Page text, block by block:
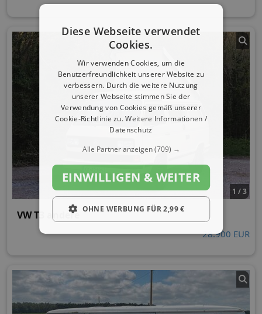
1 / 3
VW T3 andere
28.900 EUR
Diese Webseite verwendet
Cookies.
Wir verwenden Cookies, um die
Benutzerfreundlichkeit unserer Website zu
verbessern. Durch die weitere Nutzung
unserer Webseite stimmen Sie der
Verwendung von Cookies gemäß unserer
Cookie-Richtlinie zu.Weitere Informationen /
Datenschutz
Alle Partner anzeigen(709) →
EINWILLIGEN & WEITER
OHNE WERBUNG FÜR 2,99 €